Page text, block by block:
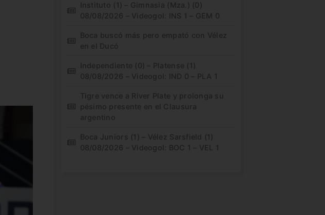
Instituto (1) – Gimnasia (Mza.) (0)
08/08/2026 – Videogol: INS 1 – GEM 0
Boca buscó más pero empató con Vélez
en el Ducó
Independiente (0) – Platense (1)
08/08/2026 – Videogol: IND 0 – PLA 1
Tigre vence a River Plate y prolonga su
pésimo presente en el Clausura
argentino
Boca Juniors (1) – Vélez Sarsfield (1)
08/08/2026 – Videogol: BOC 1 – VEL 1